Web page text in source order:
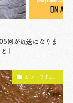
回が放送になりま
」
カレーですよ。